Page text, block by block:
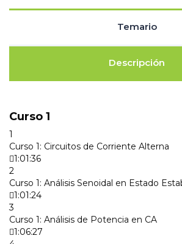
Messenger
Temario
Descripción
Curso 1
1
Curso 1: Circuitos de Corriente Alterna
1:01:36
2
Curso 1: Análisis Senoidal en Estado
1:01:24
3
Curso 1: Análisis de Potencia en CA
1:06:27